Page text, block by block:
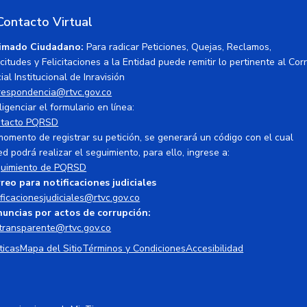
Virtual
Ciudadano: Para radicar Peticiones, Quejas, Reclamos,
y Felicitaciones a la Entidad puede remitir lo pertinente al
Institucional de Inravisión
el formulario en línea:
PQRSD
de registrar su petición, se generará un código con el cual
podrá realizar el seguimiento, para ello, ingrese a:
de PQRSD
para notificaciones judiciales
por actos de corrupción:
Mapa del SitioTérminos y CondicionesAccesibilidad